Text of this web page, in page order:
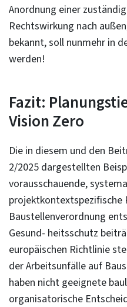
Anordnung einer
Rechtswirkung nach
bekannt, soll nunmehr in
werden!
Fazit:
Vision Zero
Die in diesem und den
2/2025 dargestellten
vorausschauende,
projektkontextspezifische
Baustellenverordnung
Gesund- heitsschutz
europäischen Richtlinie
der Arbeitsunfälle auf
haben nicht geeignete
organisatorische